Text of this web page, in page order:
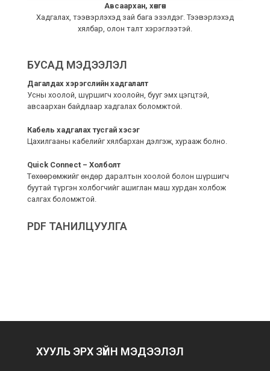
Авсаархан, хөнгөн
Хадгалах, тээвэрлэхэд зай бага эзэлдэг. Тээвэрлэхэд
хялбар, олон талт хэрэглээтэй.
БУСАД МЭДЭЭЛЭЛ
Дагалдах хэрэгслийн хадгалалт
Усны хоолой, шүршигч хоолойн, бууг эмх цэгцтэй,
авсаархан байдлаар хадгалах боломжтой.
Кабель хадгалах тусгай хэсэг
Цахилгааны кабелийг хялбархан дэлгэж, хурааж болно.
Quick Connect – Холболт
Төхөөрөмжийг өндөр даралтын хоолой болон шүршигч
буутай түргэн холбогчийг ашиглан маш хурдан холбож
салгах боломжтой.
PDF ТАНИЛЦУУЛГА
ХУУЛЬ ЭРХ ЗҮЙН МЭДЭЭЛЭЛ